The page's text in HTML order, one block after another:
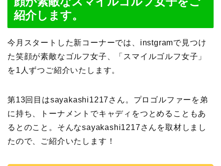
紹介します。
今月スタートした新コーナーでは、instgramで見つけ
た笑顔が素敵なゴルフ女子、「スマイルゴルフ女子」
を1人ずつご紹介いたします。
第13回目はsayakashi1217さん。プロゴルファーを弟
に持ち、トーナメントでキャディをつとめることもあ
るとのこと。そんなsayakashi1217さんを取材しまし
たので、ご紹介いたします！